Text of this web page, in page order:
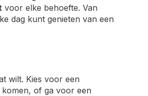
voor elke behoefte. Van
dag kunt genieten van een
wilt. Kies voor een
of ga voor een